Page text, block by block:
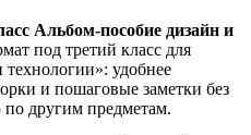
Альбом-пособие дизайн и
под третий класс для
удобнее
и пошаговые заметки без
другим предметам.